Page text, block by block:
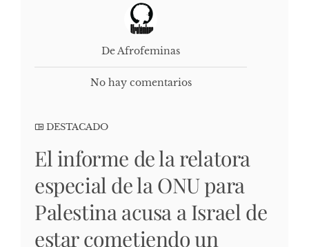
De Afrofeminas
No hay comentarios
DESTACADO
El informe de la relatora
especial de la ONU para
Palestina acusa a Israel de
estar cometiendo un